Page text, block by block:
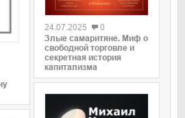
24.07.2025
0
Злые самаритяне. Миф о
свободной торговле и
секретная история
капитализма